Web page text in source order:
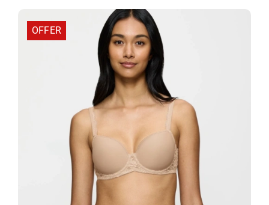
OFFER